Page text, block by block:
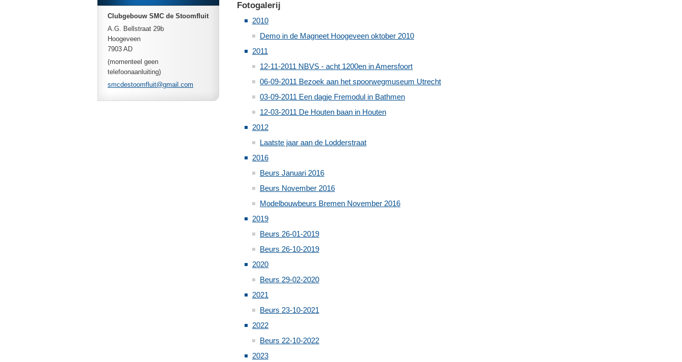
Fotogalerij
2010
Demo in de Magneet Hoogeveen oktober 2010
2011
12-11-2011 NBVS - acht 1200en in Amersfoort
06-09-2011 Bezoek aan het spoorwegmuseum Utrecht
03-09-2011 Een dagje Fremodul in Bathmen
12-03-2011 De Houten baan in Houten
2012
Laatste jaar aan de Lodderstraat
2016
Beurs Januari 2016
Beurs November 2016
Modelbouwbeurs Bremen November 2016
2019
Beurs 26-01-2019
Beurs 26-10-2019
2020
Beurs 29-02-2020
2021
Beurs 23-10-2021
2022
Beurs 22-10-2022
2023
Clubgebouw SMC de Stoomfluit
A.G. Bellstraat 29b
Hoogeveen
7903 AD
(momenteel geen
telefoonaanluiting)
smcdestoomfluit@gmail.com